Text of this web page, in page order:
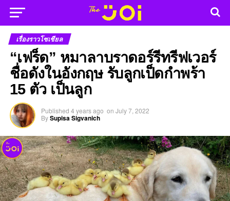
เรื่องราวโซเชียล
“เฟร็ด” หมาลาบราดอร์รีทรีฟเวอร์
ชื่อดังในอังกฤษ รับลูกเป็ดกำพร้า
15 ตัว เป็นลูก
Published 4 years ago on July 7, 2022
BySupisa Sigvanich